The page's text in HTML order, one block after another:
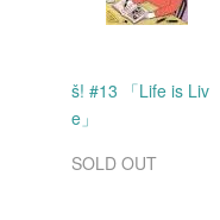
š! #13 「Life is Liv
e」
SOLD OUT